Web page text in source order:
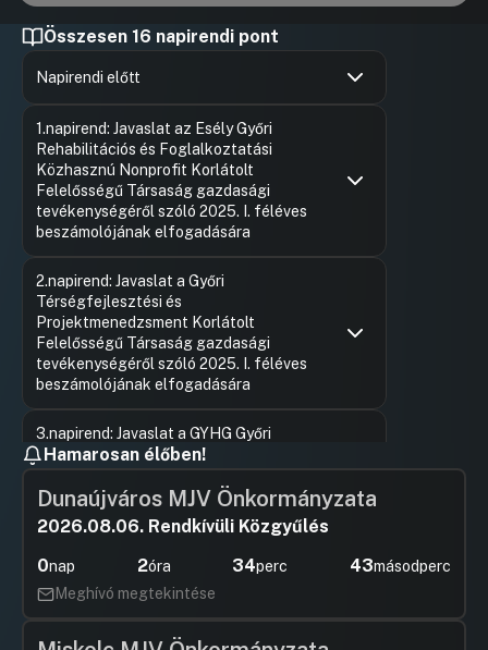
Összesen 16 napirendi pont
Napirendi előtt
1.napirend: Javaslat az Esély Győri
Rehabilitációs és Foglalkoztatási
Közhasznú Nonprofit Korlátolt
Felelősségű Társaság gazdasági
tevékenységéről szóló 2025. I. féléves
beszámolójának elfogadására
2.napirend: Javaslat a Győri
Térségfejlesztési és
Projektmenedzsment Korlátolt
Felelősségű Társaság gazdasági
tevékenységéről szóló 2025. I. féléves
beszámolójának elfogadására
3.napirend: Javaslat a GYHG Győri
Hulladékgazdálkodási Nonprofit
Korlátolt Felelősségű Társaság
gazdasági tevékenységéről szóló 2025.
I. féléves beszámolójának elfogadására
4.napirend: Javaslat a GYŐR-SZOL Győri
Közszolgáltató és Vagyongazdálkodó
Zártkörűen Működő Részvénytársaság
gazdasági tevékenységéről szóló 2025.
Hamarosan élőben!
Dunaújváros MJV Önkormányzata
2026.08.06. Rendkívüli Közgyűlés
0nap 2óra 34perc 42másodperc
Meghívó megtekintése